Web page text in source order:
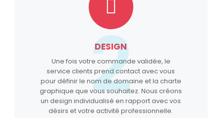
DESIGN
Une fois votre commande validée, le
service clients prend contact avec vous
pour définir le nom de domaine et la charte
graphique que vous souhaitez. Nous créons
un design individualisé en rapport avec vos
désirs et votre activité professionnelle.
2